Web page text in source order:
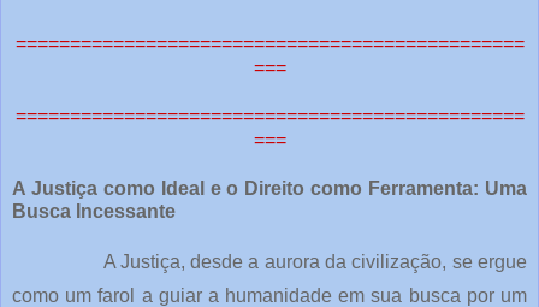
===============================================
===
===============================================
===
A Justiça como Ideal e o Direito como Ferramenta: Uma
Busca Incessante
A Justiça, desde a aurora da civilização, se ergue
como um farol a guiar a humanidade em sua busca por um